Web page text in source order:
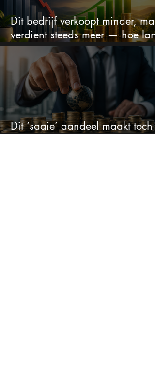
Dit bedrijf verkoopt minder,
verdient steeds meer — hoe
kan dit sprookje doorgaan?
Dit ‘saaie’ aandeel maakt toch